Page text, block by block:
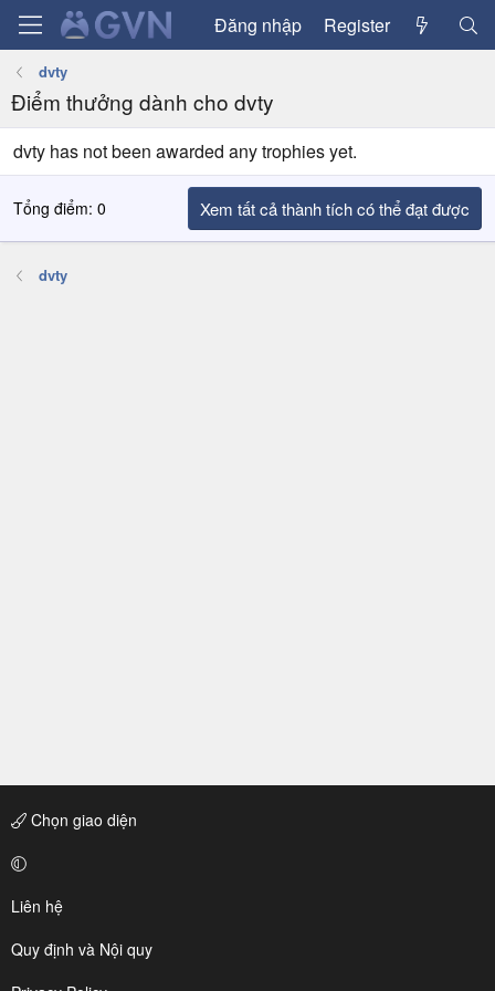
Đăng nhập Register
dvty
Điểm thưởng dành cho dvty
dvty has not been awarded any trophies yet.
Tổng điểm: 0 Xem tất cả thành tích có thể đạt được
dvty
Chọn giao diện
Liên hệ
Quy định và Nội quy